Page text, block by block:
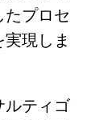
たプロセ
現しま
ルティゴ